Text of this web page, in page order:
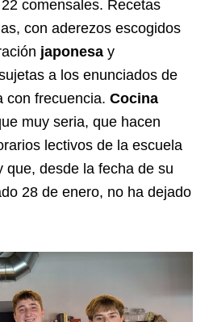
comensales. Recetas
con aderezos escogidos
japonesa y
a los enunciados de
con frecuencia. Cocina
muy seria, que hacen
lectivos de la escuela
que, desde la fecha de su
28 de enero, no ha dejado